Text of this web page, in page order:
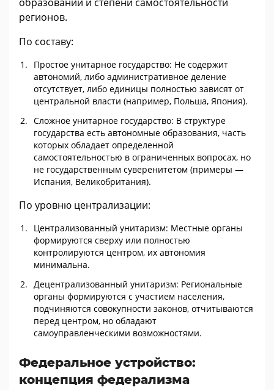
регионов.
По составу:
Простое унитарное государство: Не содержит
автономий, либо административное деление
отсутствует, либо единицы полностью зависят от
центральной власти (например, Польша, Япония).
Сложное унитарное государство: В структуре
государства есть автономные образования, часть
которых обладает определенной
самостоятельностью в ограниченных вопросах, но
не государственным суверенитетом (примеры —
Испания, Великобритания).
По уровню централизации:
Централизованный унитаризм: Местные органы
формируются сверху или полностью
контролируются центром, их автономия
минимальна.
Децентрализованный унитаризм: Региональные
органы формируются с участием населения,
подчиняются совокупности законов, отчитываются
перед центром, но обладают
самоуправленческими возможностями.
Федеральное устройство:
концепция федерализма